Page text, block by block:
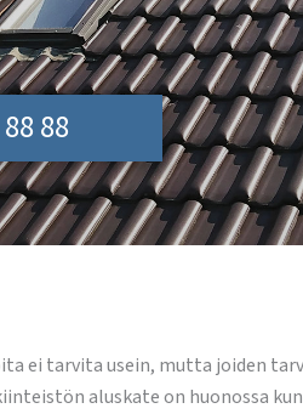
88
ei tarvita usein, mutta joiden
aluskate on huonossa